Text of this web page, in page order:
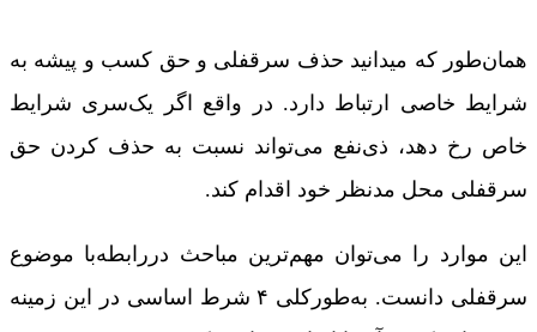
همان‌طور که میدانید حذف سرقفلی و حق کسب و پیشه به
شرایط خاصی ارتباط دارد. در واقع اگر یک‌سری شرایط
خاص رخ دهد، ذی‌نفع می‌تواند نسبت به حذف کردن حق
سرقفلی محل مدنظر خود اقدام کند.
این موارد را می‌توان مهم‌ترین مباحث دررابطه‌با موضوع
سرقفلی دانست. به‌طورکلی ۴ شرط اساسی در این زمینه